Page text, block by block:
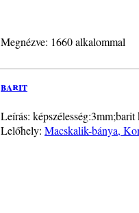
Megnézve: 1660 alkalommal
barit
Leírás:
Lelőhely: Macskalik-bánya,